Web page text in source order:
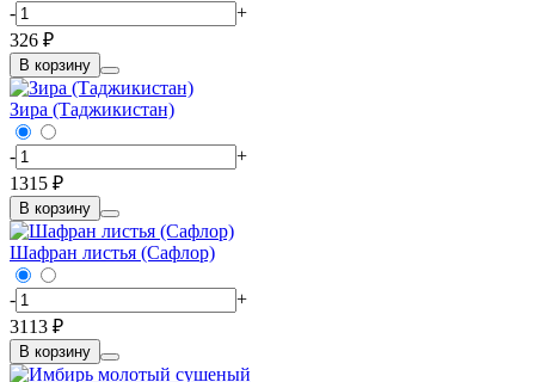
-
+
326 ₽
В корзину
Зира (Таджикистан)
-
+
1315 ₽
В корзину
Шафран листья (Сафлор)
-
+
3113 ₽
В корзину